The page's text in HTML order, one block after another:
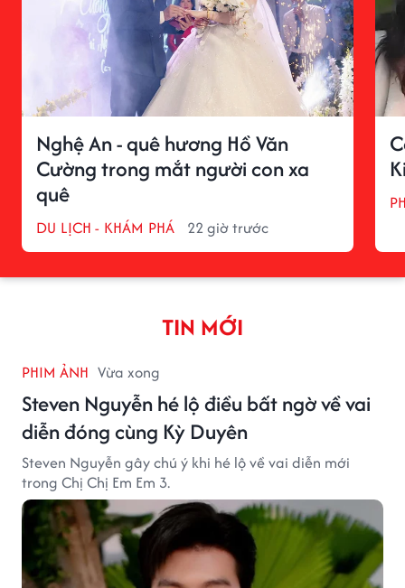
Nghệ An - quê hương Hồ Văn
Cường trong mắt người con xa
quê
DU LỊCH - KHÁM PHÁ 22 giờ trước
TIN MỚI
PHIM ẢNH Vừa xong
Steven Nguyễn hé lộ điều bất ngờ về vai
diễn đóng cùng Kỳ Duyên
Steven Nguyễn gây chú ý khi hé lộ về vai diễn mới
trong Chị Chị Em Em 3.